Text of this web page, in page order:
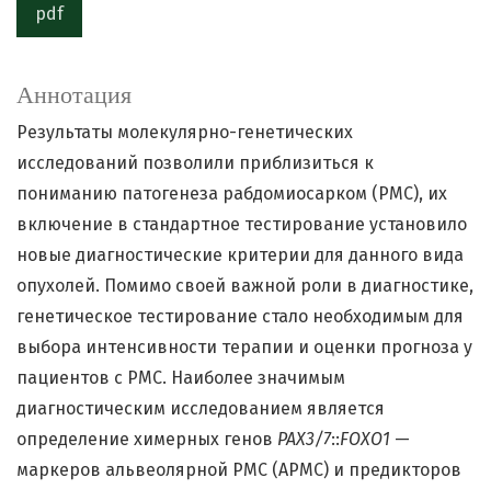
pdf
Аннотация
Результаты молекулярно-генетических
исследований позволили приблизиться к
пониманию патогенеза рабдомиосарком (РМС), их
включение в стандартное тестирование установило
новые диагностические критерии для данного вида
опухолей. Помимо своей важной роли в диагностике,
генетическое тестирование стало необходимым для
выбора интенсивности терапии и оценки прогноза у
пациентов с РМС. Наиболее значимым
диагностическим исследованием является
определение химерных генов PAX3/7::FOXO1 —
маркеров альвеолярной РМС (АРМС) и предикторов